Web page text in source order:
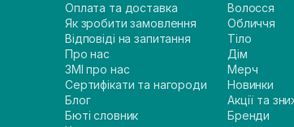
Оплата та доставка
Як зробити замовлення
Відповіді на запитання
Про нас
ЗМІ про нас
Сертифікати та нагороди
Блог
Бюті словник
Волосся
Обличчя
Тіло
Дім
Мерч
Новинки
Акції та
Бренди